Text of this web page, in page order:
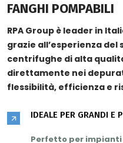
FANGHI POMPABILI
RPA Group è leader in
grazie all’esperienza del
centrifughe di alta
direttamente nei
flessibilità, efficienza e
IDEALE PER GRANDI E
Perfetto per